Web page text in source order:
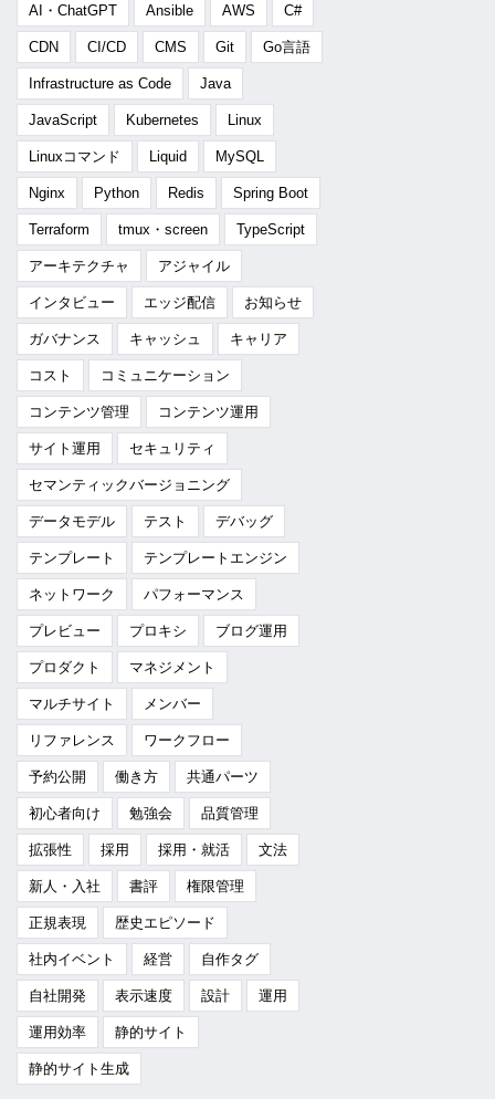
AI・ChatGPT Ansible AWS C#
CDN CI/CD CMS Git Go言語
Infrastructure as Code Java
JavaScript Kubernetes Linux
Linuxコマンド Liquid MySQL
Nginx Python Redis Spring Boot
Terraform tmux・screen TypeScript
アーキテクチャ アジャイル
インタビュー エッジ配信 お知らせ
ガバナンス キャッシュ キャリア
コスト コミュニケーション
コンテンツ管理 コンテンツ運用
サイト運用 セキュリティ
セマンティックバージョニング
データモデル テスト デバッグ
テンプレート テンプレートエンジン
ネットワーク パフォーマンス
プレビュー プロキシ ブログ運用
プロダクト マネジメント
マルチサイト メンバー
リファレンス ワークフロー
予約公開 働き方 共通パーツ
初心者向け 勉強会 品質管理
拡張性 採用 採用・就活 文法
新人・入社 書評 権限管理
正規表現 歴史エピソード
社内イベント 経営 自作タグ
自社開発 表示速度 設計 運用
運用効率 静的サイト
静的サイト生成